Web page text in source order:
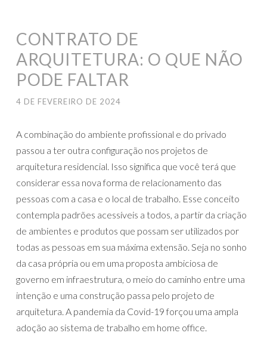
CONTRATO DE
ARQUITETURA: O QUE NÃO
PODE FALTAR
4 DE FEVEREIRO DE 2024
A combinação do ambiente profissional e do privado
passou a ter outra configuração nos projetos de
arquitetura residencial. Isso significa que você terá que
considerar essa nova forma de relacionamento das
pessoas com a casa e o local de trabalho. Esse conceito
contempla padrões acessíveis a todos, a partir da criação
de ambientes e produtos que possam ser utilizados por
todas as pessoas em sua máxima extensão. Seja no sonho
da casa própria ou em uma proposta ambiciosa de
governo em infraestrutura, o meio do caminho entre uma
intenção e uma construção passa pelo projeto de
arquitetura. A pandemia da Covid-19 forçou uma ampla
adoção ao sistema de trabalho em home office.